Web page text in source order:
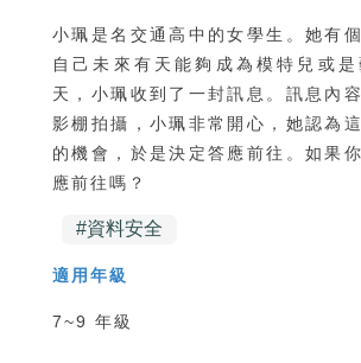
小珮是名交通高中的女學生。她有
自己未來有天能夠成為模特兒或
天，小珮收到了一封訊息。訊息內
影棚拍攝，小珮非常開心，她認為
的機會，於是決定答應前往。如果
應前往嗎？
#資料安全
適用年級
7~9 年級